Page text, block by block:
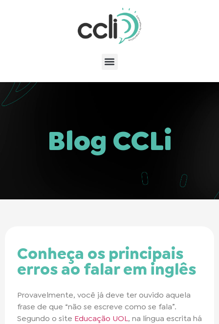
Blog CCLi
Conheça os principais
erros ao falar em inglês
Provavelmente, você já deve ter ouvido aquela
frase de que “não se escreve como se fala”.
Segundo o site Educação UOL, na língua escrita há